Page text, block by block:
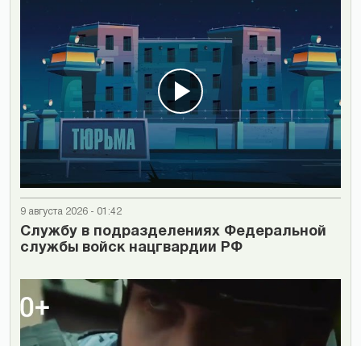
9 августа 2026 - 01:42
Cлужбу в подразделениях Федеральной
службы войск нацгвардии РФ